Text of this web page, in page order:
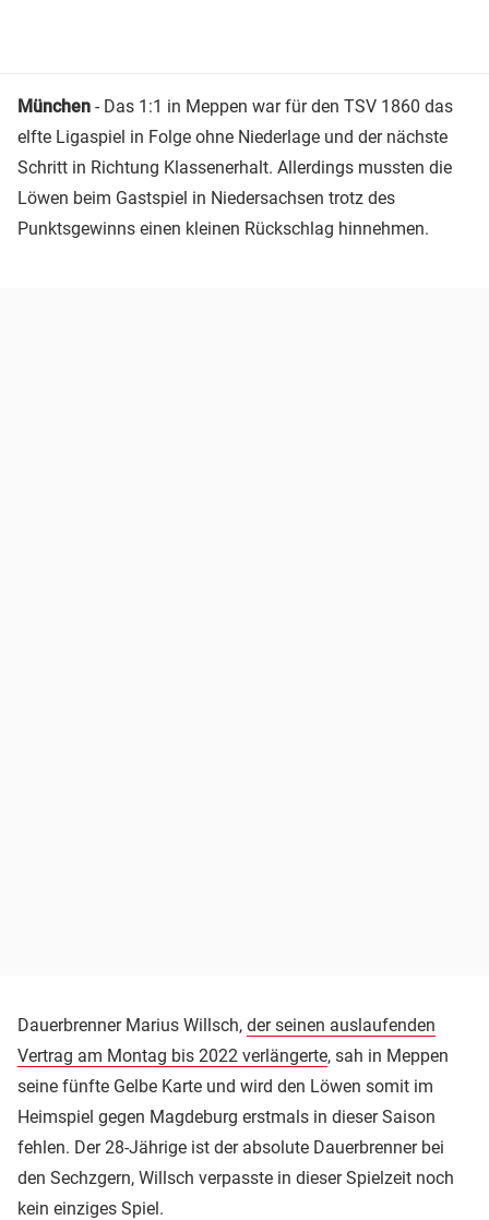
München - Das 1:1 in Meppen war für den TSV 1860 das
elfte Ligaspiel in Folge ohne Niederlage und der nächste
Schritt in Richtung Klassenerhalt. Allerdings mussten die
Löwen beim Gastspiel in Niedersachsen trotz des
Punktsgewinns einen kleinen Rückschlag hinnehmen.
Dauerbrenner Marius Willsch, der seinen auslaufenden
Vertrag am Montag bis 2022 verlängerte, sah in Meppen
seine fünfte Gelbe Karte und wird den Löwen somit im
Heimspiel gegen Magdeburg erstmals in dieser Saison
fehlen. Der 28-Jährige ist der absolute Dauerbrenner bei
den Sechzgern, Willsch verpasste in dieser Spielzeit noch
kein einziges Spiel.